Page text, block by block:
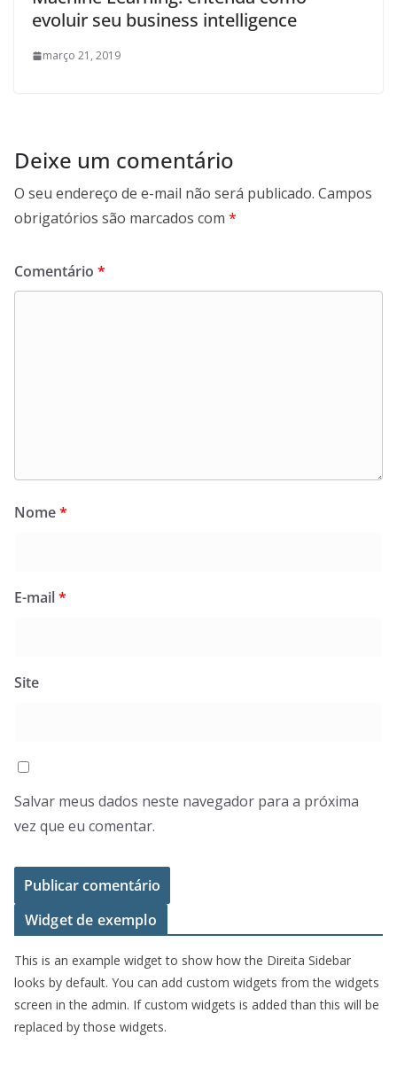
evoluir seu business intelligence
março 21, 2019
Deixe um comentário
O seu endereço de e-mail não será publicado. Campos
obrigatórios são marcados com *
Comentário *
Nome*
E-mail*
Site
Salvar meus dados neste navegador para a próxima
vez que eu comentar.
Widget de exemplo
This is an example widget to show how the Direita Sidebar
looks by default. You can add custom widgets from the widgets
screen in the admin. If custom widgets is added than this will be
replaced by those widgets.